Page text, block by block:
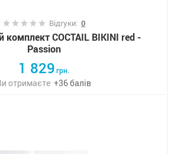
Відгуки: 0
комплект COCTAIL BIKINI red -
Passion
1 829грн.
отримаєте +36балів